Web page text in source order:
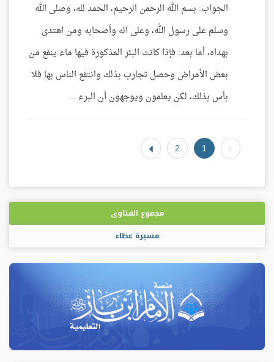
الجواب: بسم الله الرحمن الرحيم، الحمد لله، وصلى الله
وسلم على رسول الله، وعلى آله وأصحابه ومن اهتدى
بهداه، أما بعد: فإذا كانت البئر المذكورة فيها ماء ينفع من
بعض الأمراض وحصل تجارب بذلك وانتفع الناس بها فلا
بأس بذلك، لكن يعلمون ويوجهون أن البرء ...
1
2
مجموع الفتاوى
مسيرة عطاء